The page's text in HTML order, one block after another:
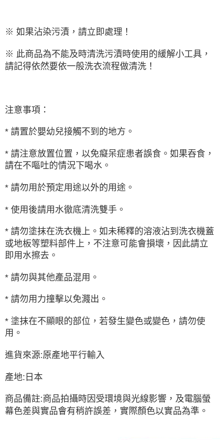
※ 如果沾染污漬，請立即處理！
※ 此商品為不能及時清洗污漬時使用的緩解小工具，
請記得依然要依一般洗衣流程做清洗！
注意事項：
* 請置於嬰幼兒接觸不到的地方。
* 請注意放置位置，以免癡呆症患者誤食。如果吞食，
請在不嘔吐的情況下喝水。
* 請勿用於預定用途以外的用途。
* 使用後請用水徹底清洗雙手。
* 請勿塗抹在洗衣機上。如未稀釋的溶液沾到洗衣機蓋
或地板等塑料部件上，不注意可能會損壞，因此請立
即用水擦去。
* 請勿與其他產品混用。
* 請勿用力撞擊以免濺出。
* 塗抹在不顯眼的部位，若發生變色或變色，請勿使
用。
進貨來源:原產地平行輸入
產地:日本
商品備註:商品拍攝時因受環境與光線影響，及電腦螢
幕色差與實品會有稍許誤差，實際顏色以實品為準。